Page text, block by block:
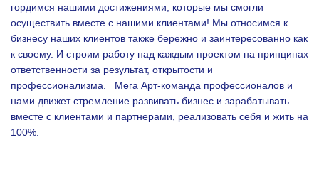
гордимся нашими достижениями, которые мы смогли
осуществить вместе с нашими клиентами! Мы относимся к
бизнесу наших клиентов также бережно и заинтересованно как
к своему. И строим работу над каждым проектом на принципах
ответственности за результат, открытости и
профессионализма. Мега Арт-команда профессионалов и
нами движет стремление развивать бизнес и зарабатывать
вместе с клиентами и партнерами, реализовать себя и жить на
100%.